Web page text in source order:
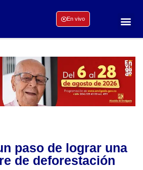
En vivo
paso de lograr una
de deforestación